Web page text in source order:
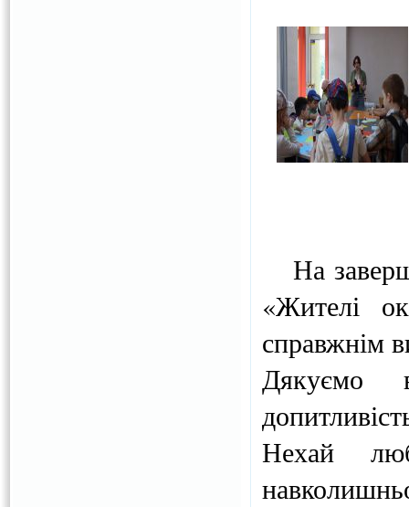
На
«Жителі
справжнім
Дякуємо
Нехай